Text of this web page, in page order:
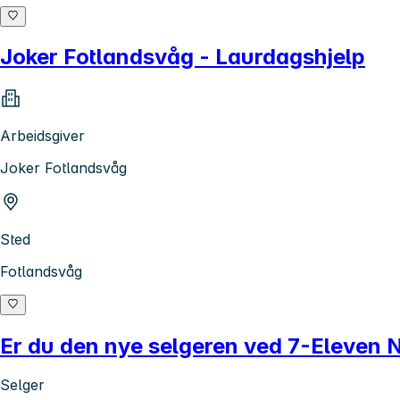
Joker Fotlandsvåg - Laurdagshjelp
Arbeidsgiver
Joker Fotlandsvåg
Sted
Fotlandsvåg
Er du den nye selgeren ved 7-Eleven
Selger